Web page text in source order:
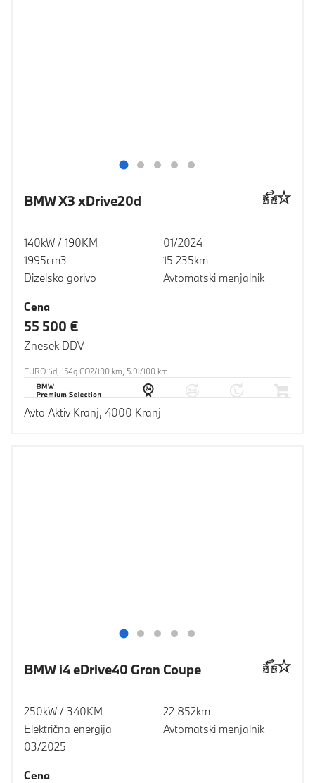
BMW X3 xDrive20d
140kW / 190KM
1995cm3
Dizelsko gorivo
01/2024
15 235km
Avtomatski menjalnik
Cena
55 500 €
Znesek DDV
EURO 6d, 154g CO2/100 km, 5.9l/100 km
Avto Aktiv Kranj, 4000 Kranj
BMW i4 eDrive40 Gran Coupe
250kW / 340KM
Električna energija
03/2025
22 852km
Avtomatski menjalnik
Cena